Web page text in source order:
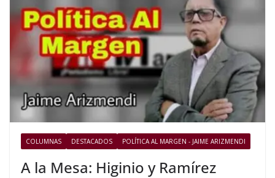
COLUMNAS DESTACADOS POLÍTICA AL MARGEN - JAIME ARIZMENDI
A la Mesa: Higinio y Ramírez